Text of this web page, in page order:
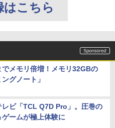
はこちら
でメモリ倍増！メモリ32GBの
グノート」
レビ「TCL Q7D Pro」。圧巻の
ームが極上体験に